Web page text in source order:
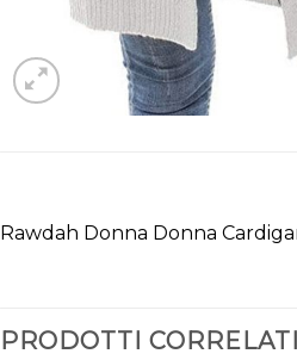
Rawdah Donna Donna
PRODOTTI CORRELATI